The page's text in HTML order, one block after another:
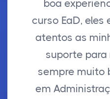
boa
curso EaD,
atentos as
suporte para
sempre muito
em